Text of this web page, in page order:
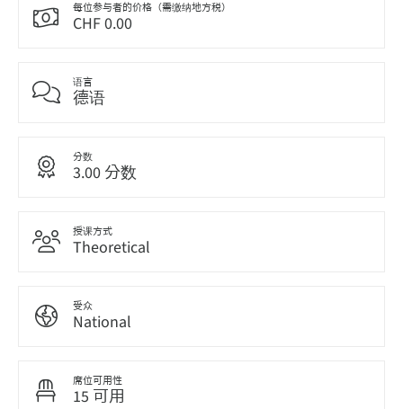
每位参与者的价格（需缴纳地方税）
CHF 0.00
语言
德语
分数
3.00 分数
授课方式
Theoretical
受众
National
席位可用性
15 可用